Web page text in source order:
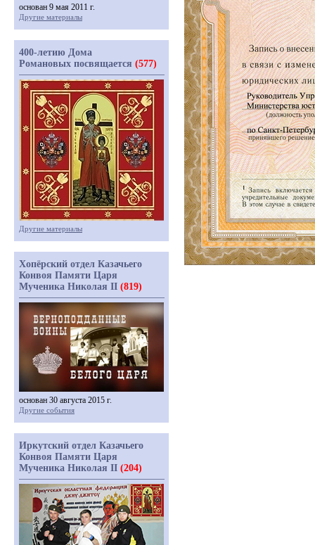
основан 9 мая 2011 г.
Другие материалы
400-летию Дома
Романовых посвящается (577)
Другие материалы
Хопёрский отдел Казачьего
Конвоя Памяти Царя
Мученика Николая II (819)
основан 30 августа 2015 г.
Другие события
Иркутский отдел Казачьего
Конвоя Памяти Царя
Мученика Николая II (204)